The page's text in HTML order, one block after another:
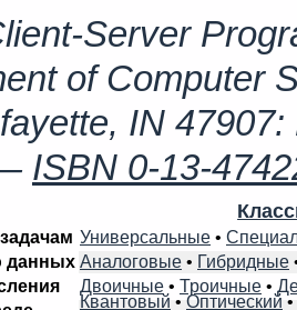
Server
of Computer
IN
ISBN 0-13-
Универсальные •
данных Аналоговые • Гибридные
Двоичные • Троичные •
Квантовый • Оптический •